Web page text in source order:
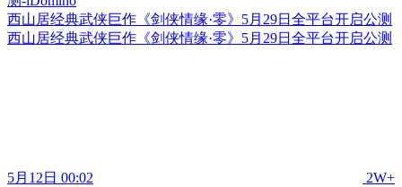
西山居经典武侠巨作《剑侠情缘·零》5月29日全平台开启公测
西山居经典武侠巨作《剑侠情缘·零》5月29日全平台开启公测
5月12日 00:02 2W+